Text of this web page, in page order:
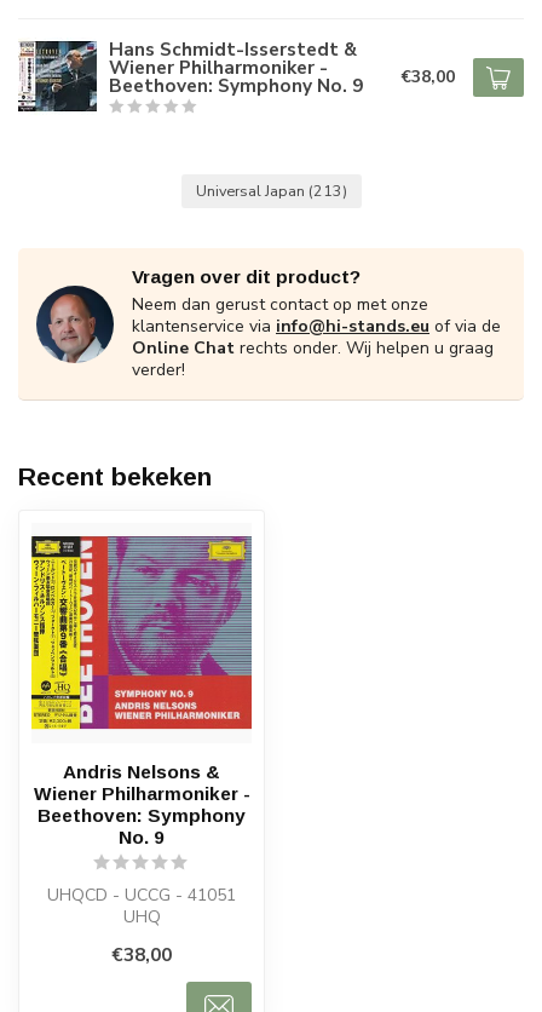
Hans Schmidt-Isserstedt &
Wiener Philharmoniker -
Beethoven: Symphony No. 9 €38,00
Universal Japan (213)
Vragen over dit product?
Neem dan gerust contact op met onze
klantenservice via info@hi-stands.eu of via de
Online Chat rechts onder. Wij helpen u graag
verder!
Recent bekeken
Andris Nelsons &
Wiener Philharmoniker -
Beethoven: Symphony
No. 9
UHQCD - UCCG - 41051
UHQ
€38,00